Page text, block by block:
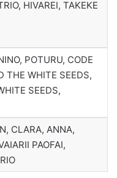
HIVAREI, TAKEKE
POTURU, CODE
THE WHITE SEEDS,
SEEDS,
CLARA, ANNA,
PAOFAI,